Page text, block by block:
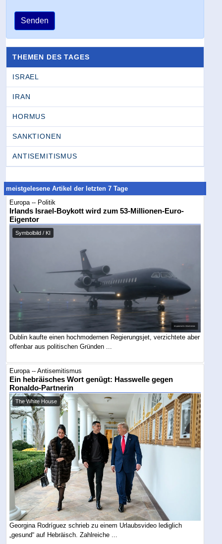
Senden
THEMEN DES TAGES
ISRAEL
IRAN
HORMUS
SANKTIONEN
ANTISEMITISMUS
meistgelesene Artikel der letzten 7 Tage
Europa -- Politik
Irlands Israel-Boykott wird zum 53-Millionen-Euro-
Eigentor
Symbolbild / KI
Dublin kaufte einen hochmodernen Regierungsjet, verzichtete aber
offenbar aus politischen Gründen ...
Europa -- Antisemitismus
Ein hebräisches Wort genügt: Hasswelle gegen
Ronaldo-Partnerin
The White House
Georgina Rodríguez schrieb zu einem Urlaubsvideo lediglich
„gesund“ auf Hebräisch. Zahlreiche ...